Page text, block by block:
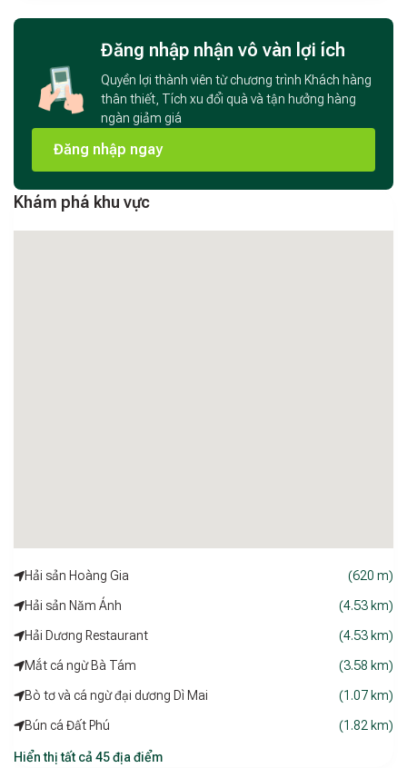
Đăng nhập nhận vô vàn lợi ích
Quyền lợi thành viên từ chương trình Khách hàng
thân thiết, Tích xu đổi quà và tận hưởng hàng
ngàn giảm giá
Đăng nhập ngay
Khám phá khu vực
Hải sản Hoàng Gia (620 m)
Hải sản Năm Ánh (4.53 km)
Hải Dương Restaurant (4.53 km)
Mắt cá ngừ Bà Tám (3.58 km)
Bò tơ và cá ngừ đại dương Dì Mai (1.07 km)
Bún cá Đất Phú (1.82 km)
Hiển thị tất cả 45 địa điểm